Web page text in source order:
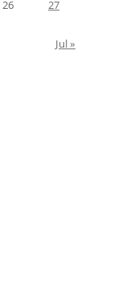
26
27
Jul »